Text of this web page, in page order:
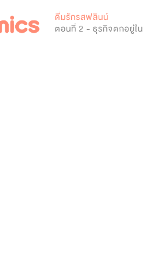
ดื่มรักรสฟลินน์
ตอนที่ 2 - ธุรกิจตกอยู่ใ